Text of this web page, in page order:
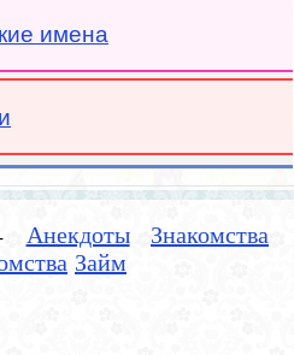
имена
Анекдоты
Знакомства
Займ